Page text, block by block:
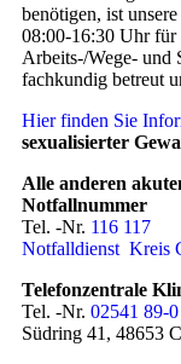
benötigen, ist
08:00-16:30 Uhr für
Arbeits-/Wege- und
fachkundig betreut
Hier finden Sie
sexualisierter
Alle anderen
Notfallnummer
Tel. -Nr. 116 117
Notfalldienst Kreis
Telefonzentrale
Tel. -Nr. 02541 89-0
Südring 41, 48653